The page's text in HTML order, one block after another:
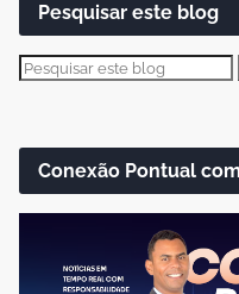
Pesquisar este blog
Conexão Pontual